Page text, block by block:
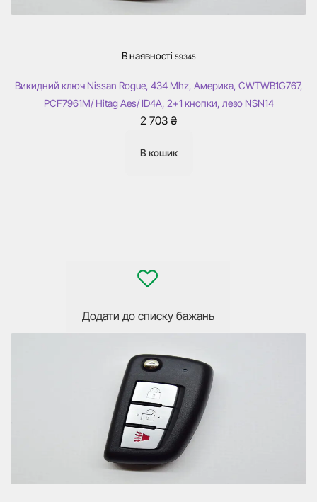
В наявності 59345
Викидний ключ Nissan Rogue, 434 Mhz, Америка, CWTWB1G767,
PCF7961M/ Hitag Aes/ ID4A, 2+1 кнопки, лезо NSN14
2 703 ₴
В кошик
Додати до списку бажань